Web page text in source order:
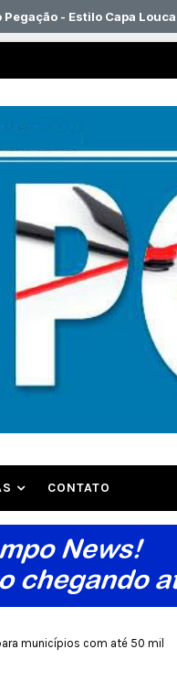
CONTATO
municípios com até 50 mil